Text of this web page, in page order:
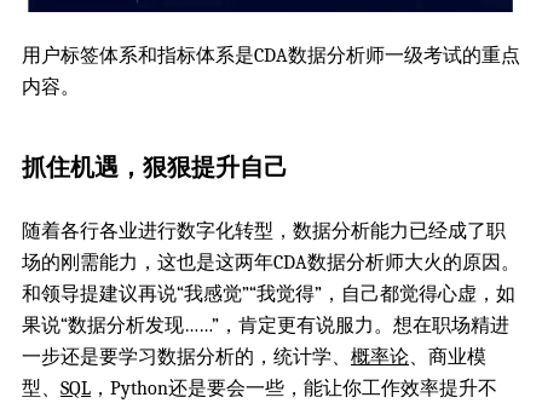
用户标签体系和指标体系是CDA数据分析师一级考试的重点
内容。
抓住机遇，狠狠提升自己
随着各行各业进行数字化转型，数据分析能力已经成了职
场的刚需能力，这也是这两年CDA数据分析师大火的原因。
和领导提建议再说“我感觉”“我觉得”，自己都觉得心虚，如
果说“数据分析发现……”，肯定更有说服力。想在职场精进
一步还是要学习数据分析的，统计学、 概率论、商业模
型、 SQL ，Python还是要会一些，能让你工作效率提升不